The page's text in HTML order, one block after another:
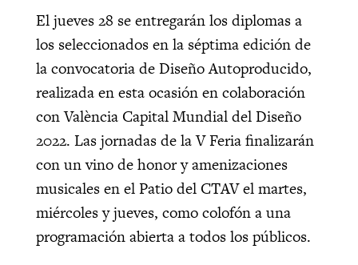
El jueves 28 se entregarán los diplomas a
los seleccionados en la séptima edición de
la convocatoria de Diseño Autoproducido,
realizada en esta ocasión en colaboración
con València Capital Mundial del Diseño
2022. Las jornadas de la V Feria finalizarán
con un vino de honor y amenizaciones
musicales en el Patio del CTAV el martes,
miércoles y jueves, como colofón a una
programación abierta a todos los públicos.